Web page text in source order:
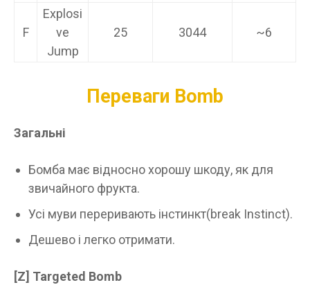
F
Explosi
ve
Jump
25 3044 ~6
Переваги Bomb
Загальні
Бомба має відносно хорошу шкоду, як для
звичайного фрукта.
Усі муви переривають інстинкт(break Instinct).
Дешево і легко отримати.
[Z] Targeted Bomb